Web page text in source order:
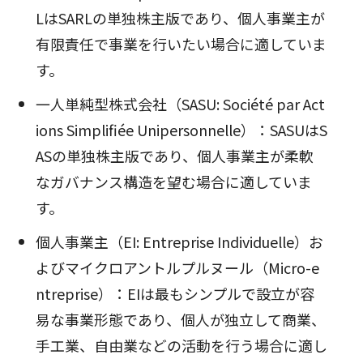
LはSARLの単独株主版であり、個人事業主が
有限責任で事業を行いたい場合に適していま
す。
一人単純型株式会社（SASU: Société par Act
ions Simplifiée Unipersonnelle）：SASUはS
ASの単独株主版であり、個人事業主が柔軟
なガバナンス構造を望む場合に適していま
す。
個人事業主（EI: Entreprise Individuelle）お
よびマイクロアントルプルヌール（Micro-e
ntreprise）：EIは最もシンプルで設立が容
易な事業形態であり、個人が独立して商業、
手工業、自由業などの活動を行う場合に適し